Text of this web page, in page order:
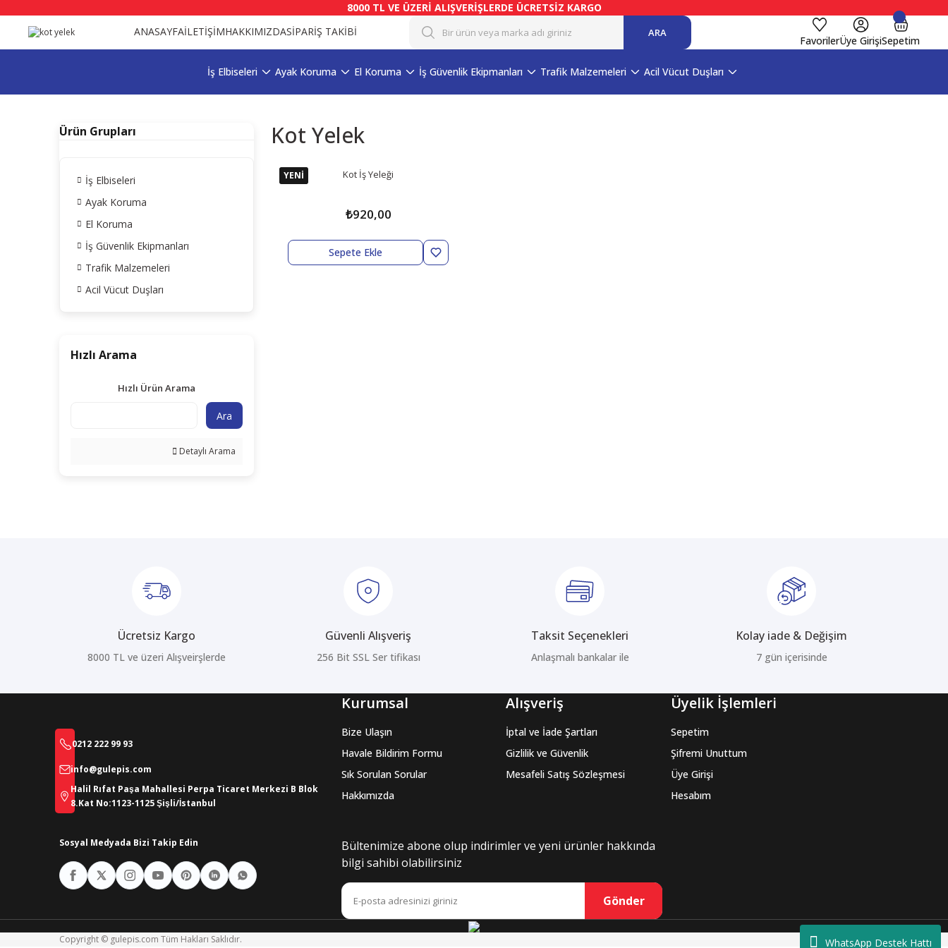
WhatsApp Destek Hattı
8000 TL VE ÜZERİ ALIŞVERİŞLERDE ÜCRETSİZ KARGO
ANASAYFAİLETİŞİMHAKKIMIZDASİPARİŞ TAKİBİ ARA
FavorilerÜye GirişiSepetim
İş Elbiseleri Ayak Koruma El Koruma İş Güvenlik Ekipmanları Trafik Malzemeleri Acil Vücut Duşları
Ürün Grupları
İş Elbiseleri
Ayak Koruma
El Koruma
İş Güvenlik Ekipmanları
Trafik Malzemeleri
Acil Vücut Duşları
Hızlı Arama
Hızlı Ürün Arama
Ara
Detaylı Arama
Kot Yelek
YENİ Kot İş Yeleği
₺920,00
Sepete Ekle
Ücretsiz Kargo
8000 TL ve üzeri Alışveirşlerde
Güvenli Alışveriş
256 Bit SSL Ser tifikası
Taksit Seçenekleri
Anlaşmalı bankalar ile
Kolay iade & Değişim
7 gün içerisinde
0212 222 99 93
info@gulepis.com
Halil Rıfat Paşa Mahallesi Perpa Ticaret Merkezi B Blok
8.Kat No:1123-1125 Şişli/İstanbul
Sosyal Medyada Bizi Takip Edin
Kurumsal
Bize Ulaşın
Havale Bildirim Formu
Sık Sorulan Sorular
Hakkımızda
Alışveriş
İptal ve İade Şartları
Gizlilik ve Güvenlik
Mesafeli Satış Sözleşmesi
Üyelik İşlemleri
Sepetim
Şifremi Unuttum
Üye Girişi
Hesabım
Bültenimize abone olup indirimler ve yeni ürünler hakkında
bilgi sahibi olabilirsiniz
Gönder
Copyright © gulepis.com Tüm Hakları Saklıdır.